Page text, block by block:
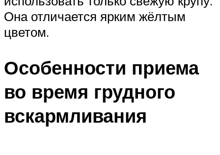
Она отличается ярким жёлтым
цветом.
Особенности приема
во время грудного
вскармливания